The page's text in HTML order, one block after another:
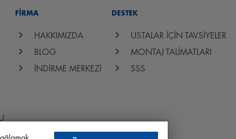
FİRMA
HAKKIMIZDA
BLOG
İNDİRME MERKEZİ
DESTEK
USTALAR İÇİN TAVSİYELER
MONTAJ TALİMATLARI
SSS